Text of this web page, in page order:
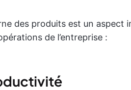
des produits est un aspect
de l’entreprise :